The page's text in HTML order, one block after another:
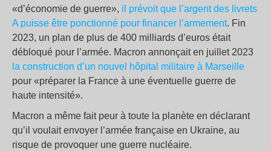
«d’économie de guerre», il prévoit que l’argent des livrets
A puisse être ponctionné pour financer l’armement. Fin
2023, un plan de plus de 400 milliards d’euros était
débloqué pour l’armée. Macron annonçait en juillet 2023
la construction d’un nouvel hôpital militaire à Marseille
pour «préparer la France à une éventuelle guerre de
haute intensité».
Macron a même fait peur à toute la planète en déclarant
qu’il voulait envoyer l’armée française en Ukraine, au
risque de provoquer une guerre nucléaire.